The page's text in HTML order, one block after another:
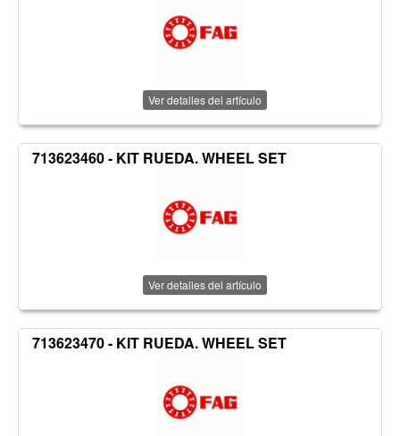
Ver detalles del artículo
713623460 - KIT RUEDA. WHEEL SET
Ver detalles del artículo
713623470 - KIT RUEDA. WHEEL SET